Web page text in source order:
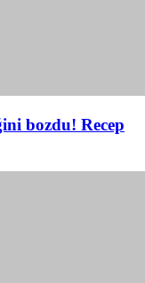
bozdu! Recep